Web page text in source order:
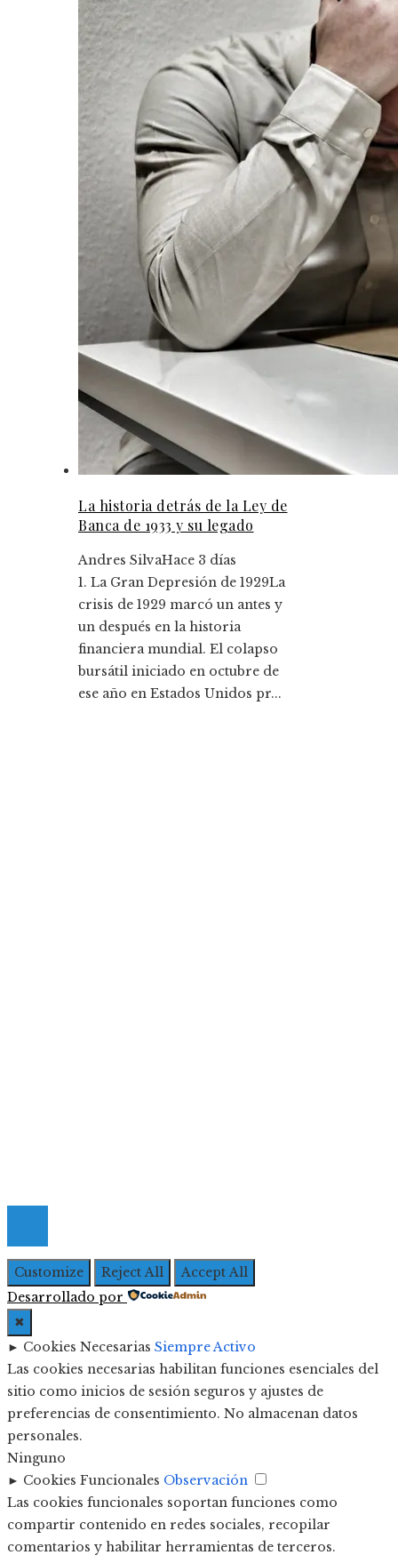
La historia detrás de la Ley de
Banca de 1933 y su legado
Andres SilvaHace 3 días
1. La Gran Depresión de 1929La
crisis de 1929 marcó un antes y
un después en la historia
financiera mundial. El colapso
bursátil iniciado en octubre de
ese año en Estados Unidos pr...
Customize Reject All
Accept All
Desarrollado por
✖
► Cookies Necesarias Siempre Activo
Las cookies necesarias habilitan funciones esenciales del
sitio como inicios de sesión seguros y ajustes de
preferencias de consentimiento. No almacenan datos
personales.
Ninguno
► Cookies Funcionales Observación
Las cookies funcionales soportan funciones como
compartir contenido en redes sociales, recopilar
comentarios y habilitar herramientas de terceros.